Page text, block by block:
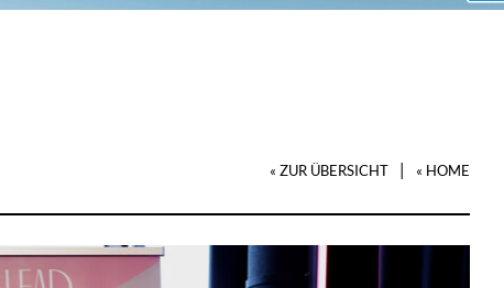
« ZUR ÜBERSICHT | « HOME